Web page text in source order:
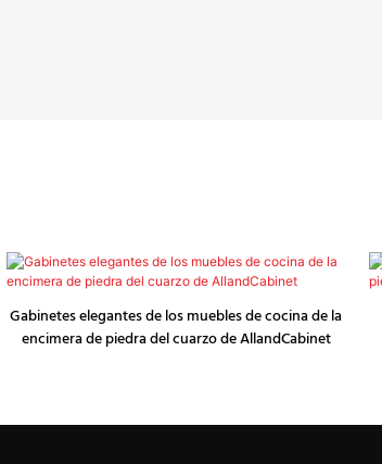
Gabinetes elegantes de los muebles de cocina de la
encimera de piedra del cuarzo de AllandCabinet